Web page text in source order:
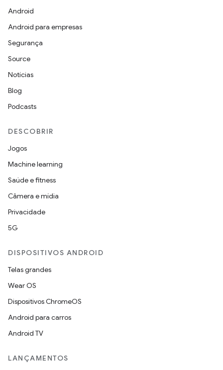
Android
Android para empresas
Segurança
Source
Notícias
Blog
Podcasts
DESCOBRIR
Jogos
Machine learning
Saúde e fitness
Câmera e mídia
Privacidade
5G
DISPOSITIVOS ANDROID
Telas grandes
Wear OS
Dispositivos ChromeOS
Android para carros
Android TV
LANÇAMENTOS